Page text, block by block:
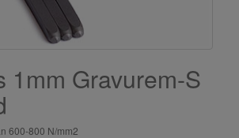
1mm Gravurem-S
600-800 N/mm2